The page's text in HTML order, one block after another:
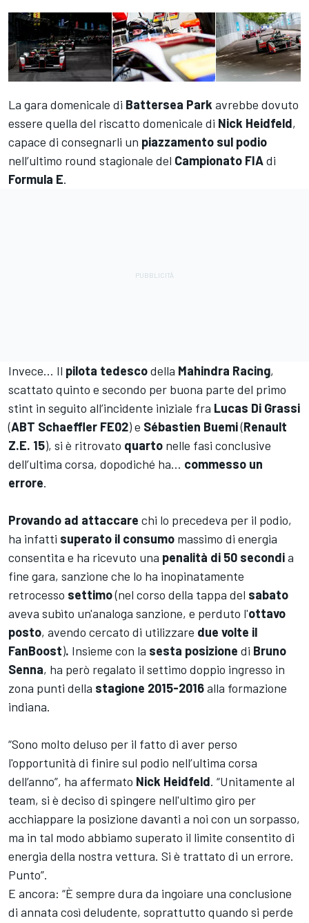
La gara domenicale di Battersea Park avrebbe dovuto
essere quella del riscatto domenicale di Nick Heidfeld,
capace di consegnarli un piazzamento sul podio
nell’ultimo round stagionale del Campionato FIAdi
Formula E.
Invece… Il pilota tedescodella Mahindra Racing,
scattato quinto e secondo per buona parte del primo
stint in seguito all’incidente iniziale fra Lucas Di Grassi
(ABT Schaeffler FE02) e Sébastien Buemi(Renault
Z.E. 15), si è ritrovato quarto nelle fasi conclusive
dell’ultima corsa, dopodiché ha… commesso un
errore.
Provando ad attaccare chi lo precedeva per il podio,
ha infatti superato il consumo massimo di energia
consentita e ha ricevuto una penalità di 50 secondia
fine gara, sanzione che lo ha inopinatamente
retrocesso settimo(nel corso della tappa del sabato
aveva subìto un'analoga sanzione, e perduto l'ottavo
posto, avendo cercato di utilizzare due volte il
FanBoost). Insieme con la sesta posizione di Bruno
Senna, ha però regalato il settimo doppio ingresso in
zona punti della stagione 2015-2016alla formazione
indiana.
“Sono molto deluso per il fatto di aver perso
l'opportunità di finire sul podio nell’ultima corsa
dell’anno”, ha affermato Nick Heidfeld. “Unitamente al
team, si è deciso di spingere nell'ultimo giro per
acchiappare la posizione davanti a noi con un sorpasso,
ma in tal modo abbiamo superato il limite consentito di
energia della nostra vettura. Si è trattato di un errore.
Punto”.
E ancora: “È sempre dura da ingoiare una conclusione
di annata così deludente, soprattutto quando si perde